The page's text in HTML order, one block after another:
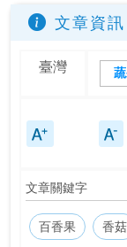
文章資訊
臺灣
文章關鍵字
百香果 香菇